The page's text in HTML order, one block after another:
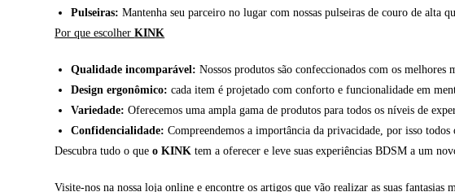
Pulseiras: Mantenha seu parceiro no lugar com nossas pulseiras de couro de alta
Por que escolherKINK
Qualidade incomparável: Nossos produtos são confeccionados com os
Design ergonômico: cada item é projetado com conforto e funcionalidade em
Variedade: Oferecemos uma ampla gama de produtos para todos os níveis de
Confidencialidade: Compreendemos a importância da privacidade, por isso todos
Descubra tudo o queo KINK tem a oferecer e leve suas experiências BDSM a um
Visite-nos na nossa loja online e encontre os artigos que vão realizar as suas fantasias